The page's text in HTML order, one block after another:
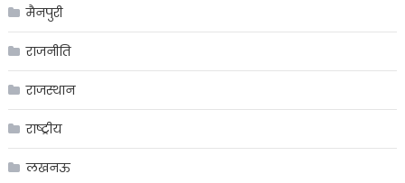
मैनपुरी
राजनीति
राजस्थान
राष्ट्रीय
लखनऊ